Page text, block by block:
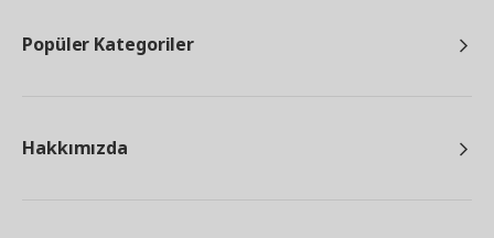
Popüler Kategoriler
Hakkımızda